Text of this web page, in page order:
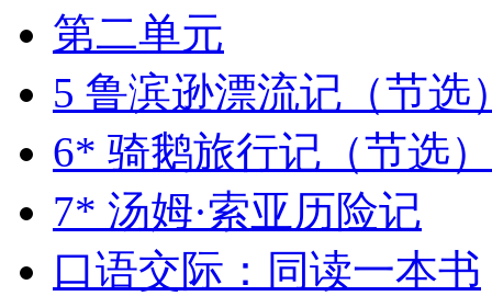
第二单元
5 鲁滨逊漂流记（节选
6* 骑鹅旅行记（节选）
7* 汤姆·索亚历险记
口语交际：同读一本书